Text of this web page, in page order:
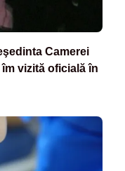
Camerei
vizită oficială în